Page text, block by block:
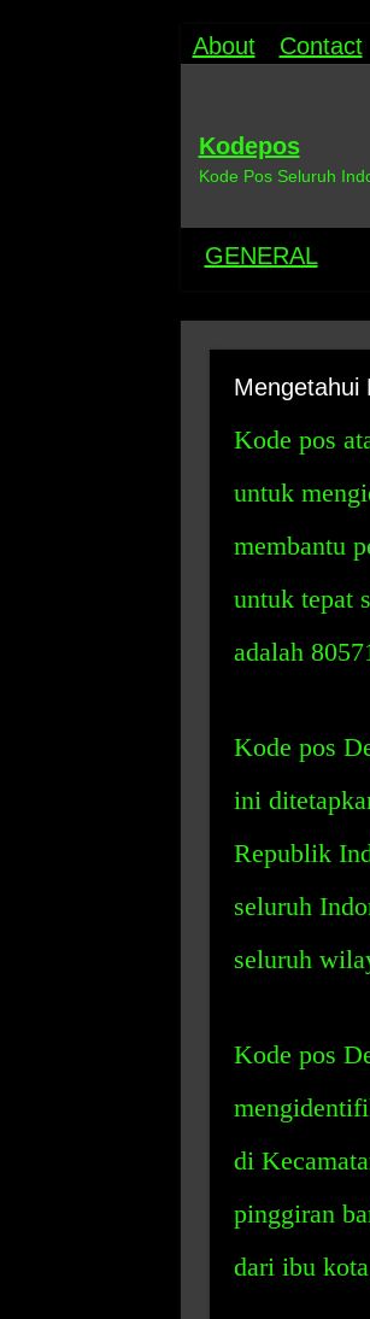
About Contact
Kodepos
Kode Pos Seluruh
GENERAL
Mengetahui
Kode pos
untuk
membantu
untuk tepat
adalah
Kode pos
ini
Republik
seluruh
seluruh
Kode pos
di
pinggiran
dari ibu